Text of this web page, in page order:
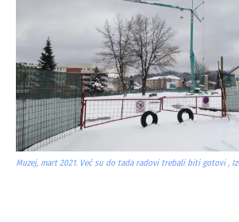
Muzej, mart 2021. Već su do tada radovi trebali biti gotovi ,